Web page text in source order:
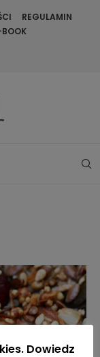
REGULAMIN
Dowiedz